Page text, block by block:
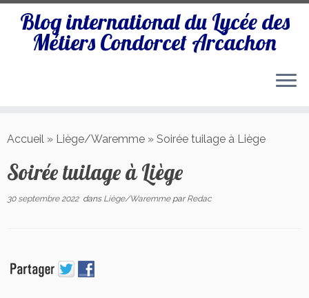
au
Blog international du Lycée des
Métiers Condorcet Arcachon
Accueil » Liège/Waremme » Soirée tuilage à Liège
Soirée tuilage à Liège
30 septembre 2022dans Liège/Waremme parRedac